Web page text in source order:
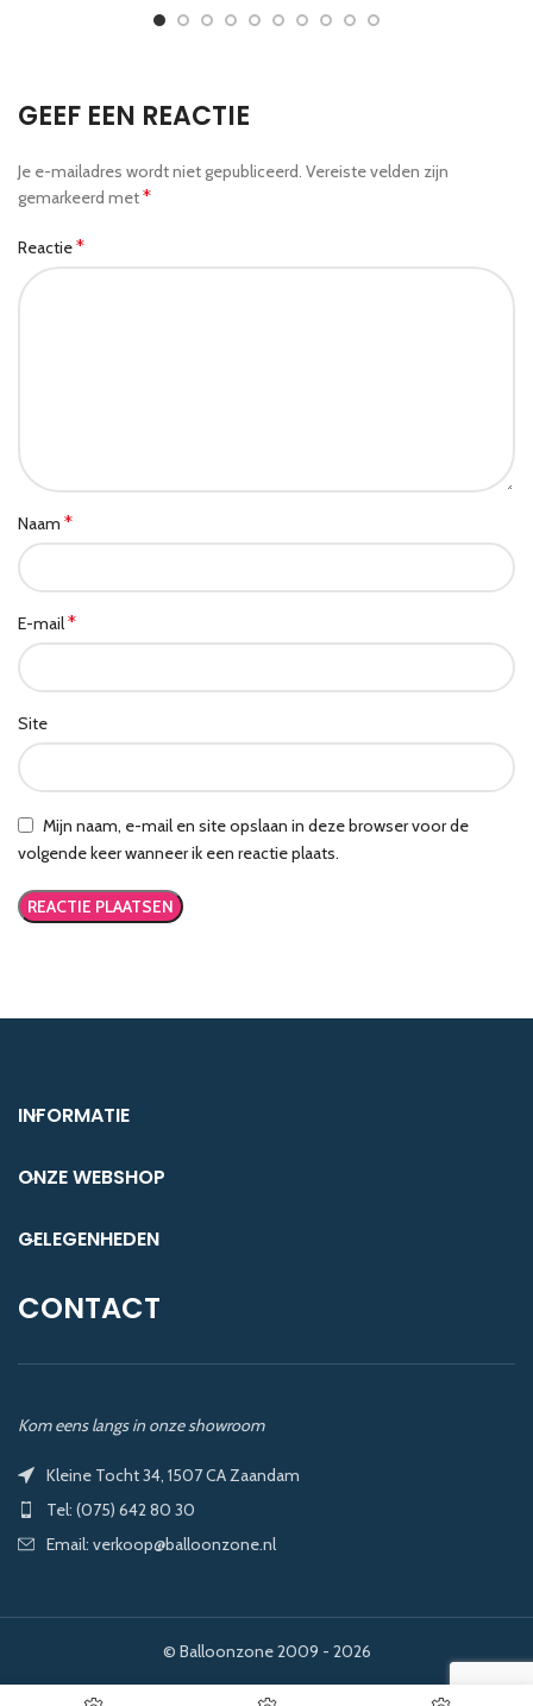
GEEF EEN REACTIE
Je e-mailadres wordt niet gepubliceerd. Vereiste velden zijn
gemarkeerd met*
Reactie*
Naam *
E-mail*
Site
Mijn naam, e-mail en site opslaan in deze browser voor de
volgende keer wanneer ik een reactie plaats.
INFORMATIE
ONZE WEBSHOP
GELEGENHEDEN
CONTACT
Kom eens langs in onze showroom
Kleine Tocht 34, 1507 CA Zaandam
Tel: (075) 642 80 30
Email: verkoop@balloonzone.nl
© Balloonzone 2009 - 2026